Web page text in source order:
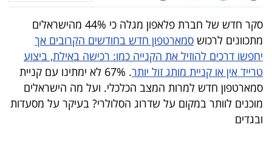
טלוויזיה
עסקי
ספורט
קריירה
ולימודים
סקר חדש של חברת פלאפון מגלה כי 44% מהישראלים
מתכוונים לרכוש סמארטפון חדש בחודשים הקרובים אך
יחפשו דרכים להוזיל את הקנייה כמו: רכישה באילת, ביצוע
טרייד אין או קניית מותג זול יותר
. 67% לא ימתינו עם קניית
סמארטפון חדש למרות המצב הכלכלי. ועל מה הישראלים
מוכנים לוותר במקום על שדרוג הסלולרי? בעיקר על מסעדות
ובגדים